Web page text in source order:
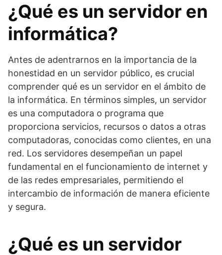
¿Qué es un servidor en
informática?
Antes de adentrarnos en la importancia de la
honestidad en un servidor público, es crucial
comprender qué es un servidor en el ámbito de
la informática. En términos simples, un servidor
es una computadora o programa que
proporciona servicios, recursos o datos a otras
computadoras, conocidas como clientes, en una
red. Los servidores desempeñan un papel
fundamental en el funcionamiento de internet y
de las redes empresariales, permitiendo el
intercambio de información de manera eficiente
y segura.
¿Qué es un servidor